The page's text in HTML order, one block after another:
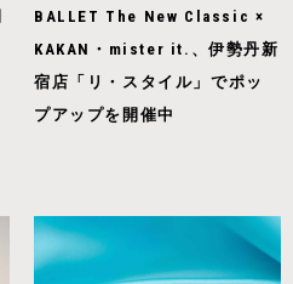
BALLET The New Classic ×
KAKAN・mister it.、伊勢丹新
宿店「リ・スタイル」でポッ
プアップを開催中